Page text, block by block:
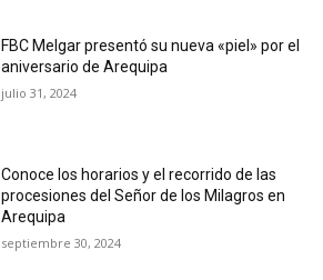
FBC Melgar presentó su nueva «piel» por el
aniversario de Arequipa
julio 31, 2024
Conoce los horarios y el recorrido de las
procesiones del Señor de los Milagros en
Arequipa
septiembre 30, 2024